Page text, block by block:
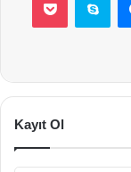
Kayıt Ol